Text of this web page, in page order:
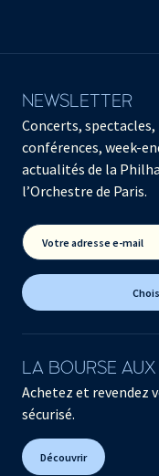
NEWSLETTER
Concerts,
conférences, week-
actualités de la
l’Orchestre de Paris.
Votre adresse e-mail
LA BOURSE
Achetez et revendez
sécurisé.
Découvrir